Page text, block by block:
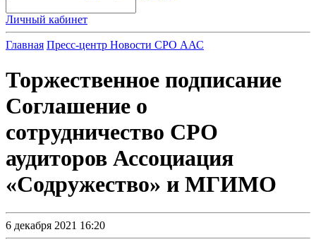
Личный кабинет
Главная Пресс-центр Новости СРО ААС
Торжественное подписание
Соглашение о
сотрудничество СРО
аудиторов Ассоциация
«Содружество» и МГИМО
6 декабря 2021 16:20